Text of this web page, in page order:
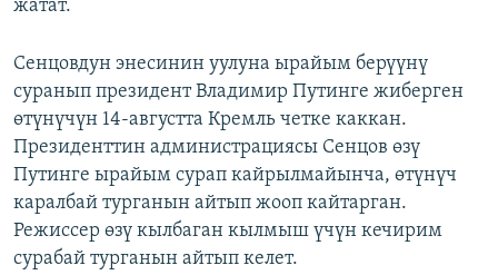
жатат.
Сенцовдун энесинин уулуна ырайым берүүнү
суранып президент Владимир Путинге жиберген
өтүнүчүн 14-августта Кремль четке каккан.
Президенттин администрациясы Сенцов өзү
Путинге ырайым сурап кайрылмайынча, өтүнүч
каралбай турганын айтып жооп кайтарган.
Режиссер өзү кылбаган кылмыш үчүн кечирим
сурабай турганын айтып келет.